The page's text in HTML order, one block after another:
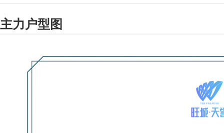
主力户型图